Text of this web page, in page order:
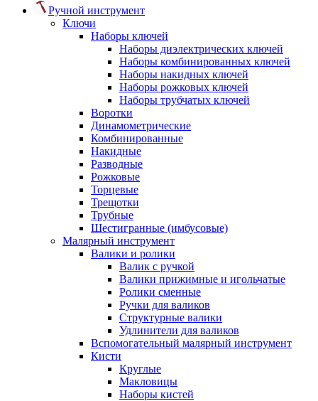
Ручной инструмент
Ключи
Наборы ключей
Наборы диэлектрических ключей
Наборы комбинированных ключей
Наборы накидных ключей
Наборы рожковых ключей
Наборы трубчатых ключей
Воротки
Динамометрические
Комбинированные
Накидные
Разводные
Рожковые
Торцевые
Трещотки
Трубные
Шестигранные (имбусовые)
Малярный инструмент
Валики и ролики
Валик с ручкой
Валики прижимные и игольчатые
Ролики сменные
Ручки для валиков
Структурные валики
Удлинители для валиков
Вспомогательный малярный инструмент
Кисти
Круглые
Макловицы
Наборы кистей